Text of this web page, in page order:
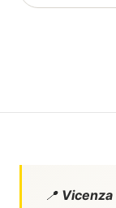
📍 Vicenza